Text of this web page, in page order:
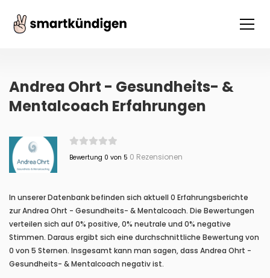
Andrea Ohrt - Gesundheits- &
Mentalcoach Erfahrungen
Bewertung 0 von 5 0 Rezensionen
In unserer Datenbank befinden sich aktuell 0 Erfahrungsberichte
zur Andrea Ohrt - Gesundheits- & Mentalcoach. Die Bewertungen
verteilen sich auf 0% positive, 0% neutrale und 0% negative
Stimmen. Daraus ergibt sich eine durchschnittliche Bewertung von
0 von 5 Sternen. Insgesamt kann man sagen, dass Andrea Ohrt -
Gesundheits- & Mentalcoach negativ ist.